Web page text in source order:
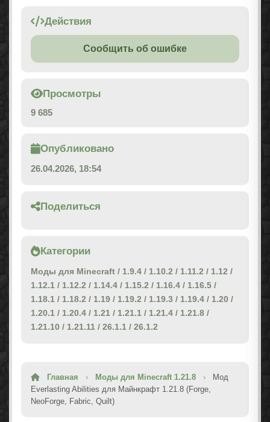
Действия
Сообщить об ошибке
Просмотры
9 685
Опубликовано
26.04.2026, 18:54
Поделиться
Категории
Моды для Minecraft / 1.9.4 / 1.10.2 / 1.11.2 / 1.12 /
1.12.1 / 1.12.2 / 1.14.4 / 1.15.2 / 1.16.4 / 1.16.5 /
1.18.1 / 1.18.2 / 1.19 / 1.19.2 / 1.19.3 / 1.19.4 / 1.20 /
1.20.1 / 1.20.4 / 1.21 / 1.21.1 / 1.21.4 / 1.21.8 /
1.21.10 / 1.21.11 / 26.1.1 / 26.1.2
Главная › Моды для Minecraft 1.21.8 ›
Мод
Everlasting Abilities для Майнкрафт 1.21.8 (Forge,
NeoForge, Fabric, Quilt)